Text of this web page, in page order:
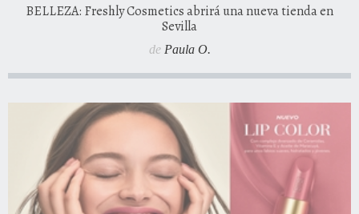
BELLEZA: Freshly Cosmetics abrirá una nueva tienda en
Sevilla
de Paula O.